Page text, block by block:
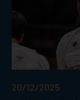
20/12/2025